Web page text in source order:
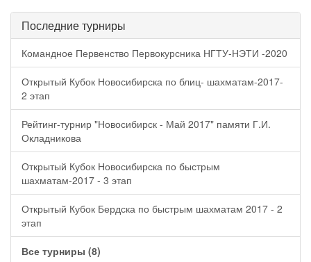
Последние турниры
Командное Первенство Первокурсника НГТУ-НЭТИ -2020
Открытый Кубок Новосибирска по блиц- шахматам-2017-
2 этап
Рейтинг-турнир "Новосибирск - Май 2017" памяти Г.И.
Окладникова
Открытый Кубок Новосибирска по быстрым
шахматам-2017 - 3 этап
Открытый Кубок Бердска по быстрым шахматам 2017 - 2
этап
Все турниры (8)